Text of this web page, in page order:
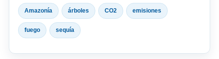
Amazonía árboles CO2 emisiones
fuego sequía